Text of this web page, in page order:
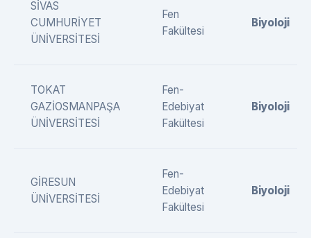
SİVAS
CUMHURİYET
ÜNİVERSİTESİ
Fen
Fakültesi
Biyoloji
TOKAT
GAZİOSMANPAŞA
ÜNİVERSİTESİ
Fen-
Edebiyat
Fakültesi
Biyoloji
GİRESUN
ÜNİVERSİTESİ
Fen-
Edebiyat
Fakültesi
Biyoloji